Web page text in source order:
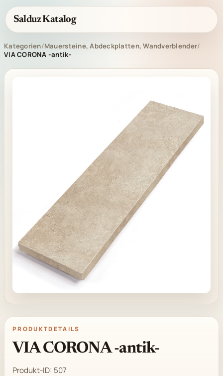
Salduz Katalog
Kategorien/Mauersteine, Abdeckplatten, Wandverblender/
VIA CORONA -antik-
PRODUKTDETAILS
VIA CORONA -antik-
Produkt-ID: 507